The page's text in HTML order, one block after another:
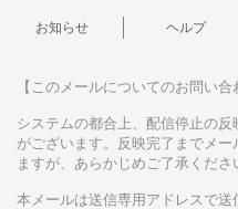
お知らせ ヘルプ
【このメールについてのお問い合
システムの都合上、配信停止の
がございます。反映完了までメ
ますが、あらかじめご了承くださ
本メールは送信専用アドレスで